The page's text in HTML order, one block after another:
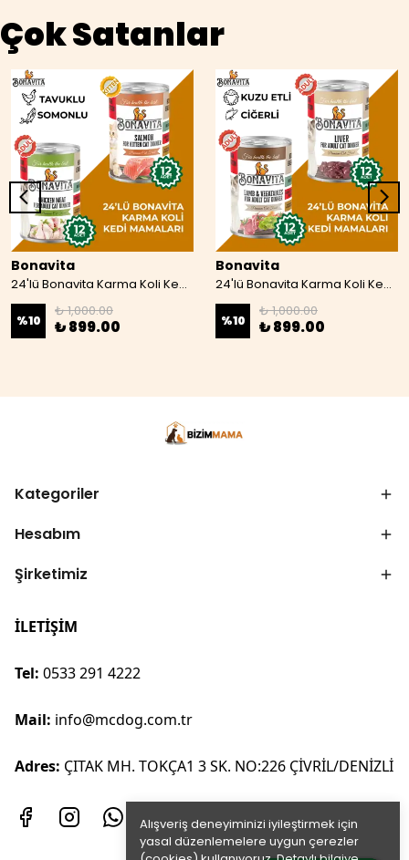
Alışveriş deneyiminizi iyileştirmek için
yasal düzenlemelere uygun çerezler
Çok Satanlar
Bonavita
24'lü Bonavita Karma Koli Kedi Mamaları 07
%10
₺ 1,000.00
₺ 899.00
Bonavita
24'lü Bonavita Karma Koli Kedi Maması 08
%10
₺ 1,000.00
₺ 899.00
Kategoriler
Hesabım
Şirketimiz
İLETİŞİM
Tel: 0533 291 4222
Mail: info@mcdog.com.tr
Adres: ÇITAK MH. TOKÇA1 3 SK. NO:226 ÇİVRİL/DENİZLİ